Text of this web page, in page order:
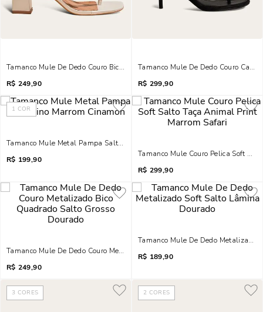
Tamanco Mule De Dedo Couro Bico Quadrado Salto Grosso Preto
R$ 249,90
Tamanco Mule De Dedo Couro
R$ 299,90
1 COR
Tamanco Mule Metal Pampa Salto Fino Marrom Cinamon
R$ 199,90
Tamanco Mule Couro Pelica Soft
R$ 299,90
Tamanco Mule De Dedo Couro Metalizado Bico Quadrado Salto Grosso
R$ 249,90
Tamanco Mule De Dedo Metalizado
R$ 189,90
3 CORES 2 CORES